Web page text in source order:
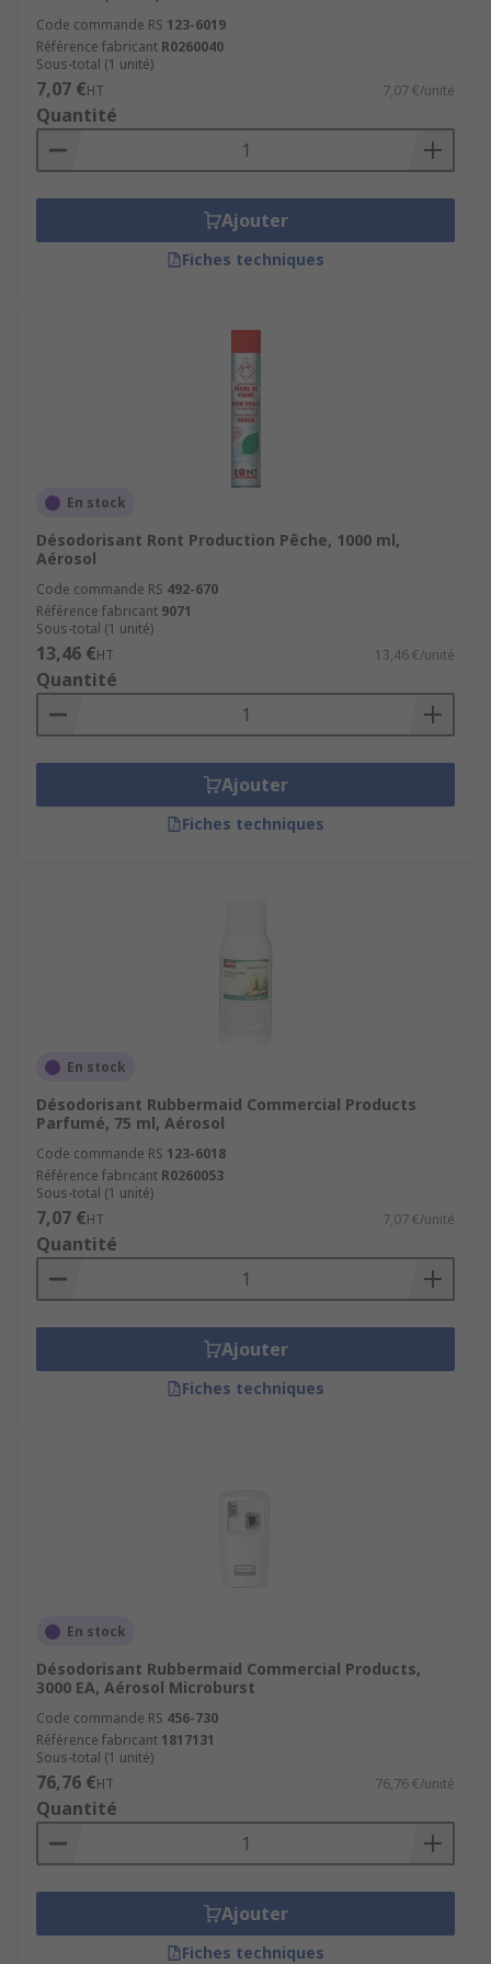
Code commande RS 123-6019
Référence fabricant R0260040
Sous-total (1 unité)
7,07 €HT 7,07 €/unité
Quantité
Ajouter
Fiches techniques
En stock
Désodorisant Ront Production Pêche, 1000 ml,
Aérosol
Code commande RS 492-670
Référence fabricant 9071
Sous-total (1 unité)
13,46 €HT 13,46 €/unité
Quantité
Ajouter
Fiches techniques
En stock
Désodorisant Rubbermaid Commercial Products
Parfumé, 75 ml, Aérosol
Code commande RS 123-6018
Référence fabricant R0260053
Sous-total (1 unité)
7,07 €HT 7,07 €/unité
Quantité
Ajouter
Fiches techniques
En stock
Désodorisant Rubbermaid Commercial Products,
3000 EA, Aérosol Microburst
Code commande RS 456-730
Référence fabricant 1817131
Sous-total (1 unité)
76,76 €HT 76,76 €/unité
Quantité
Ajouter
Fiches techniques